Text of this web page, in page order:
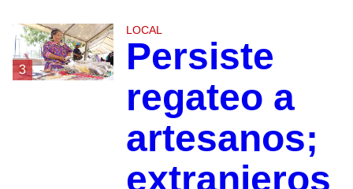
3
LOCAL
Persiste
regateo a
artesanos;
extranjeros